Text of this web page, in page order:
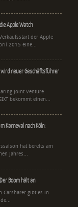
Apple Watch
der Apple
2015 eine...
wird neuer Geschäftsführer
Joint-Venture
bekommt einen...
Karneval nach Köln:
hat bereits am
Jahres...
Boom hält an
Carsharer gibt es in